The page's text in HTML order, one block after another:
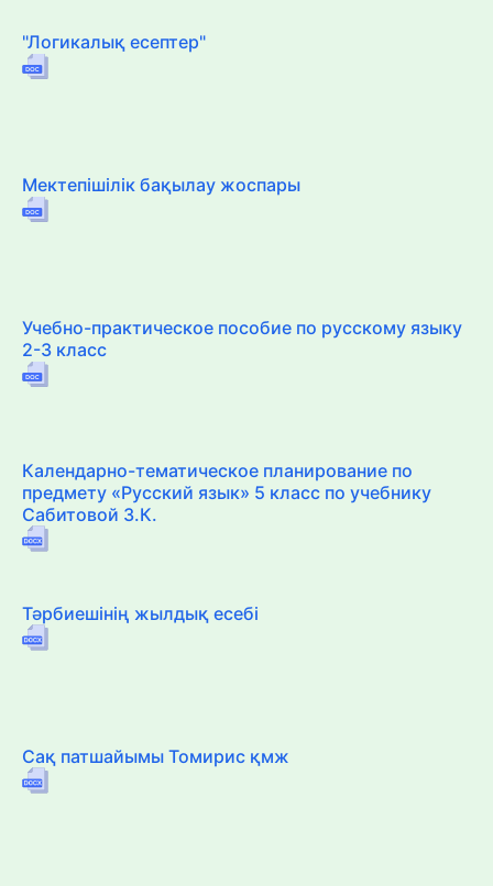
"Логикалық есептер"
Мектепішілік бақылау жоспары
Учебно-практическое пособие по русскому языку
2-3 класс
Календарно-тематическое планирование по
предмету «Русский язык» 5 класс по учебнику
Сабитовой З.К.
Тәрбиешінің жылдық есебі
Сақ патшайымы Томирис қмж